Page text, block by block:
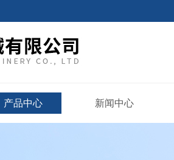
产品中心 新闻中心